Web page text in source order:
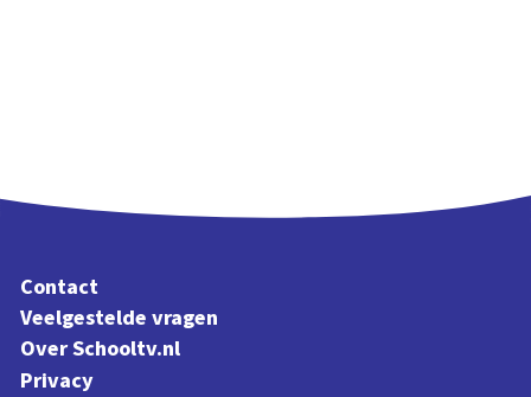
Contact
Veelgestelde vragen
Over Schooltv.nl
Privacy